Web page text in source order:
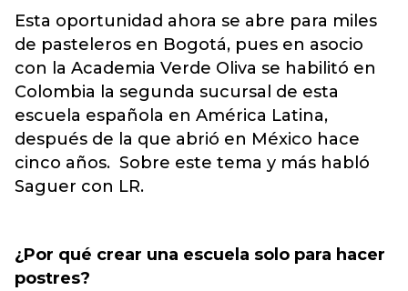
Esta oportunidad ahora se abre para miles
de pasteleros en Bogotá, pues en asocio
con la Academia Verde Oliva se habilitó en
Colombia la segunda sucursal de esta
escuela española en América Latina,
después de la que abrió en México hace
cinco años. Sobre este tema y más habló
Saguer con LR.
¿Por qué crear una escuela solo para hacer
postres?